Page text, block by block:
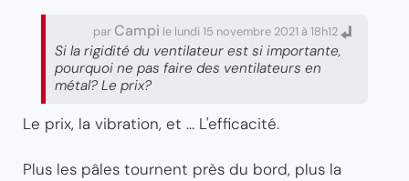
par Campi le lundi 15 novembre 2021 à 18h12
Si la rigidité du ventilateur est si importante,
pourquoi ne pas faire des ventilateurs en
métal? Le prix?
Le prix, la vibration, et ... L'efficacité.
Plus les pâles tournent près du bord, plus la